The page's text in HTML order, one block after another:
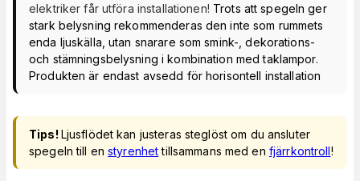
elektriker får utföra installationen! Trots att spegeln ger
stark belysning rekommenderas den inte som rummets
enda ljuskälla, utan snarare som smink-, dekorations-
och stämningsbelysning i kombination med taklampor.
Produkten är endast avsedd för horisontell installation
Tips! Ljusflödet kan justeras steglöst om du ansluter
spegeln till enstyrenhettillsammans med en fjärrkontroll!